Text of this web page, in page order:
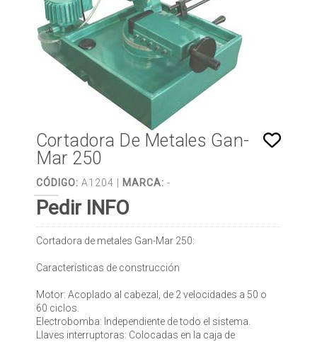
Cortadora De Metales Gan-
Mar 250
CÓDIGO: A1204 | MARCA: -
Pedir INFO
Cortadora de metales Gan-Mar 250:
Características de construcción
Motor: Acoplado al cabezal, de 2 velocidades a 50 o
60 ciclos.
Electrobomba: Independiente de todo el sistema.
Llaves interruptoras: Colocadas en la caja de